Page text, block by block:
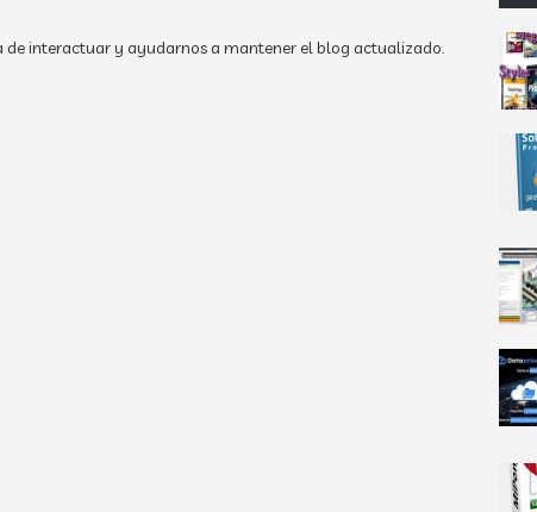
interactuar y ayudarnos a mantener el blog actualizado.